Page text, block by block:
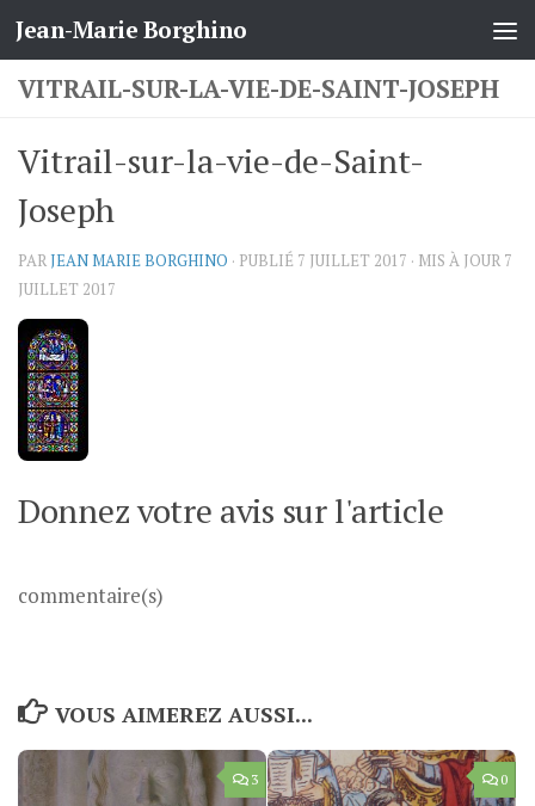
Skip to content
Jean-Marie Borghino
VITRAIL-SUR-LA-VIE-DE-SAINT-JOSEPH
Vitrail-sur-la-vie-de-Saint-
Joseph
PARJEAN MARIE BORGHINO · PUBLIÉ 7 JUILLET 2017 · MIS À JOUR 7
JUILLET 2017
Donnez votre avis sur l'article
commentaire(s)
VOUS AIMEREZ AUSSI...
3 0